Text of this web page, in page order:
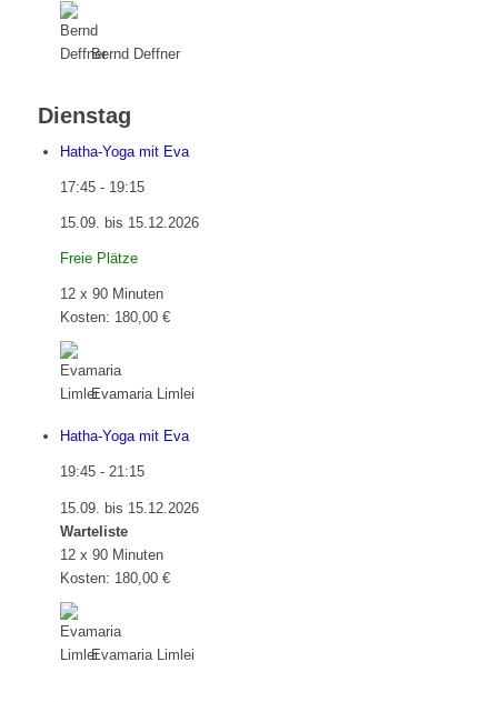
Bernd Deffner
Dienstag
Hatha-Yoga mit Eva
17:45 - 19:15
15.09. bis 15.12.2026
Freie Plätze
12 x 90 Minuten
Kosten: 180,00 €
Evamaria Limlei
Hatha-Yoga mit Eva
19:45 - 21:15
15.09. bis 15.12.2026
Warteliste
12 x 90 Minuten
Kosten: 180,00 €
Evamaria Limlei